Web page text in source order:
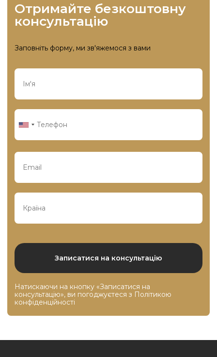
отримайте безкоштовну
консультацію
Заповніть форму, ми зв'яжемося з вами
Натискаючи на кнопку «Записатися на
консультацію», ви погоджуєтеся з Політикою
конфіденційності